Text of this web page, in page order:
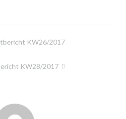
KW26/2017
KW28/2017